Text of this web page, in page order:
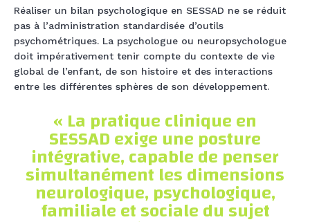
Réaliser un bilan psychologique en SESSAD ne se réduit
pas à l’administration standardisée d’outils
psychométriques. La psychologue ou neuropsychologue
doit impérativement tenir compte du contexte de vie
global de l’enfant, de son histoire et des interactions
entre les différentes sphères de son développement.
« La pratique clinique en
SESSAD exige une posture
intégrative, capable de penser
simultanément les dimensions
neurologique, psychologique,
familiale et sociale du sujet